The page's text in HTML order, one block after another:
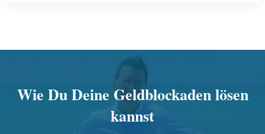
Wie Du Deine Geldblockaden lösen
kannst